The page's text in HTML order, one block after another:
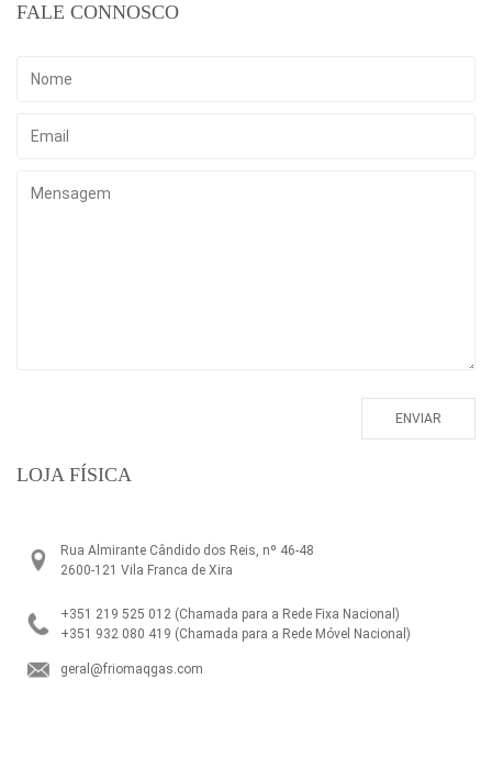
FALE CONNOSCO
LOJA FÍSICA
Rua Almirante Cândido dos Reis, nº 46-48
2600-121 Vila Franca de Xira
+351 219 525 012 (Chamada para a Rede Fixa Nacional)
+351 932 080 419 (Chamada para a Rede Móvel Nacional)
geral@friomaqgas.com